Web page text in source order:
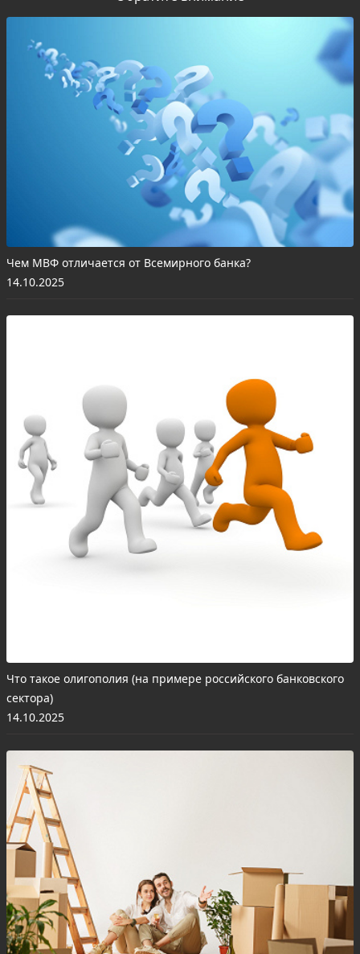
Чем МВФ отличается от Всемирного банка?
14.10.2025
Что такое олигополия (на примере российского банковского
сектора)
14.10.2025